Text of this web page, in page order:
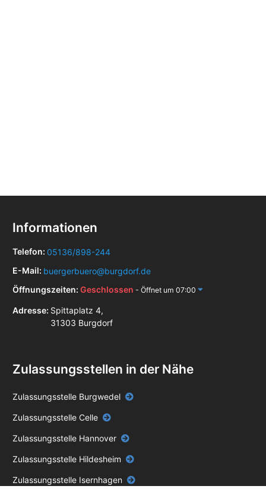
Informationen
Telefon: 05136/898-244
E-Mail: buergerbuero@burgdorf.de
Öffnungszeiten: Geschlossen - Öffnet um 07:00
Adresse: Spittaplatz 4,
31303 Burgdorf
Zulassungsstellen in der Nähe
Zulassungsstelle Burgwedel
Zulassungsstelle Celle
Zulassungsstelle Hannover
Zulassungsstelle Hildesheim
Zulassungsstelle Isernhagen